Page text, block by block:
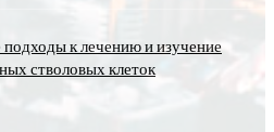
к лечению и изучение
стволовых клеток